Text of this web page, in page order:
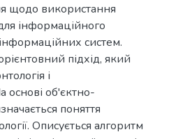
щодо використання
інформаційного
систем.
підхід, який
і
основі об'єктно-
поняття
Описується алгоритм